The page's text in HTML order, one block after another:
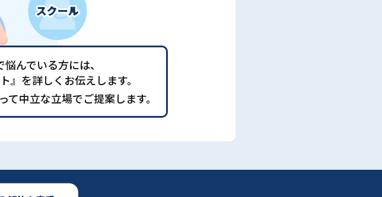
んでいる方には、
』を詳しくお伝えします。
て中立な立場でご提案します。